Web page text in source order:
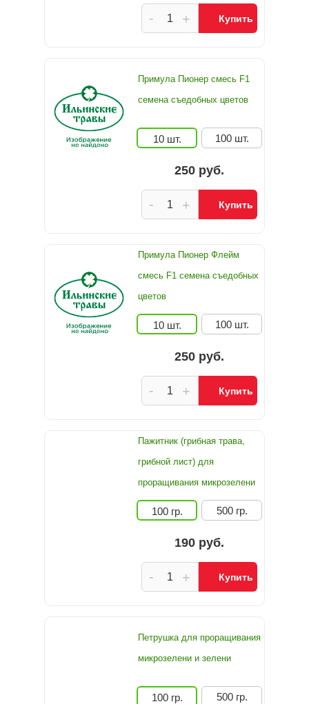
+
- Купить
Примула Пионер смесь F1
семена съедобных цветов
10 шт. 100 шт.
250 руб.
+
- Купить
Примула Пионер Флейм
смесь F1 семена съедобных
цветов
10 шт. 100 шт.
250 руб.
+
- Купить
Пажитник (грибная трава,
грибной лист) для
проращивания микрозелени
100 гр. 500 гр.
190 руб.
+
- Купить
Петрушка для проращивания
микрозелени и зелени
100 гр. 500 гр.